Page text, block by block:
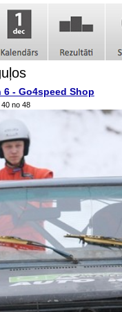
6 - Go4speed Shop
40 no 48